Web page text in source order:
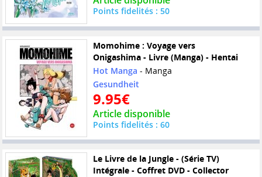
Points fidelités : 50
Momohime : Voyage vers
Onigashima - Livre (Manga) - Hentai
Hot Manga - Manga
Gesundheit
9.95€
Article disponible
Points fidelités : 60
Le Livre de la Jungle - (Série TV)
Intégrale - Coffret DVD - Collector